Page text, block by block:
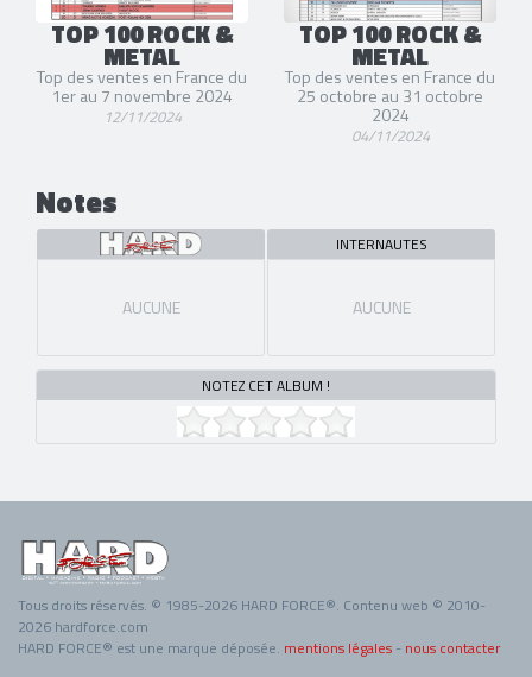
TOP 100 ROCK &
METAL
Top des ventes en France du
1er au 7 novembre 2024
12/11/2024
TOP 100 ROCK &
METAL
Top des ventes en France du
25 octobre au 31 octobre
2024
04/11/2024
Notes
AUCUNE
INTERNAUTES
AUCUNE
NOTEZ CET ALBUM !
Tous droits réservés. © 1985-2026 HARD FORCE®. Contenu web © 2010-
2026 hardforce.com
HARD FORCE® est une marque déposée. mentions légales - nous contacter